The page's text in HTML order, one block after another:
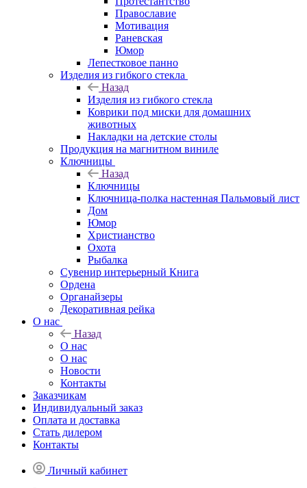
Православие
Мотивация
Раневская
Юмор
Лепестковое панно
Изделия из гибкого стекла
Назад
Изделия из гибкого стекла
Коврики под миски для домашних
животных
Накладки на детские столы
Продукция на магнитном виниле
Ключницы
Назад
Ключницы
Ключница-полка настенная Пальмовый лист
Дом
Юмор
Христианство
Охота
Рыбалка
Сувенир интерьерный Книга
Ордена
Органайзеры
Декоративная рейка
О нас
Назад
О нас
О нас
Новости
Контакты
Заказчикам
Индивидуальный заказ
Оплата и доставка
Стать дилером
Контакты
Личный кабинет